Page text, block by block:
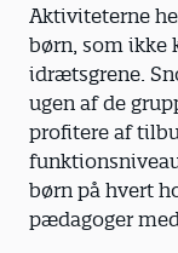
Aktiviteterne
børn, som ikke
idrætsgrene.
ugen af de
profitere af
børn på hvert
pædagoger